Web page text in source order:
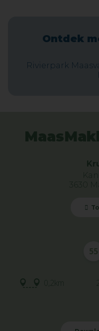
Ontdek
Rivierpark
3630
55
0,2km